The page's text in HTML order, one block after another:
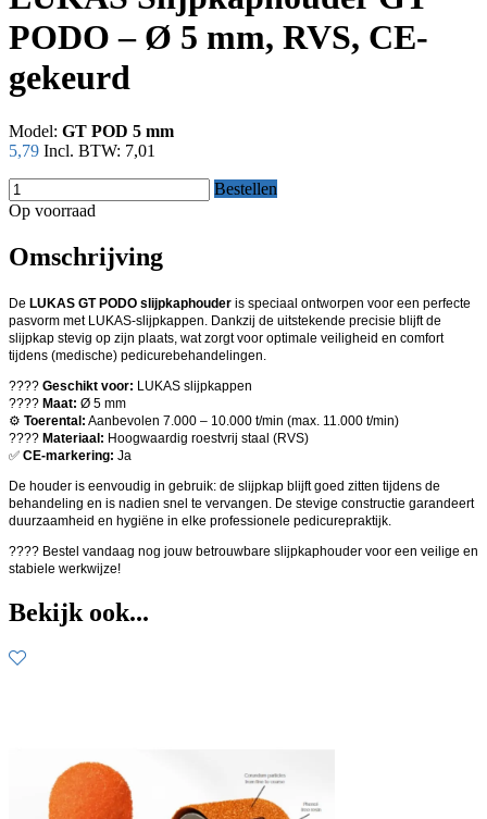
PODO – Ø 5 mm, RVS, CE-
gekeurd
Model: GT POD 5 mm
5,79 Incl. BTW: 7,01
Bestellen
Op voorraad
Omschrijving
De LUKAS GT PODO slijpkaphouder is speciaal ontworpen voor een perfecte
pasvorm met LUKAS-slijpkappen. Dankzij de uitstekende precisie blijft de
slijpkap stevig op zijn plaats, wat zorgt voor optimale veiligheid en comfort
tijdens (medische) pedicurebehandelingen.
???? Geschikt voor: LUKAS slijpkappen
???? Maat: Ø 5 mm
⚙️ Toerental: Aanbevolen 7.000 – 10.000 t/min (max. 11.000 t/min)
???? Materiaal: Hoogwaardig roestvrij staal (RVS)
✅ CE-markering: Ja
De houder is eenvoudig in gebruik: de slijpkap blijft goed zitten tijdens de
behandeling en is nadien snel te vervangen. De stevige constructie garandeert
duurzaamheid en hygiëne in elke professionele pedicurepraktijk.
???? Bestel vandaag nog jouw betrouwbare slijpkaphouder voor een veilige en
stabiele werkwijze!
Bekijk ook...